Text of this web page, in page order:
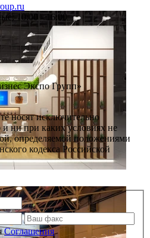
10:00 - 16:00
Экспо Групп»
носят исключительно
ни при каких условиях не
определяемой положениями
кодекса Российской
Соглашения